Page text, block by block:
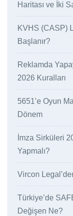
Haritası ve İki
KVHS (CASP)
Başlanır?
Reklamda
2026 Kuralları
5651’e Oyun
Dönem
İmza Sirküleri
Yapmalı?
Vircon
Türkiye’de
Değişen Ne?